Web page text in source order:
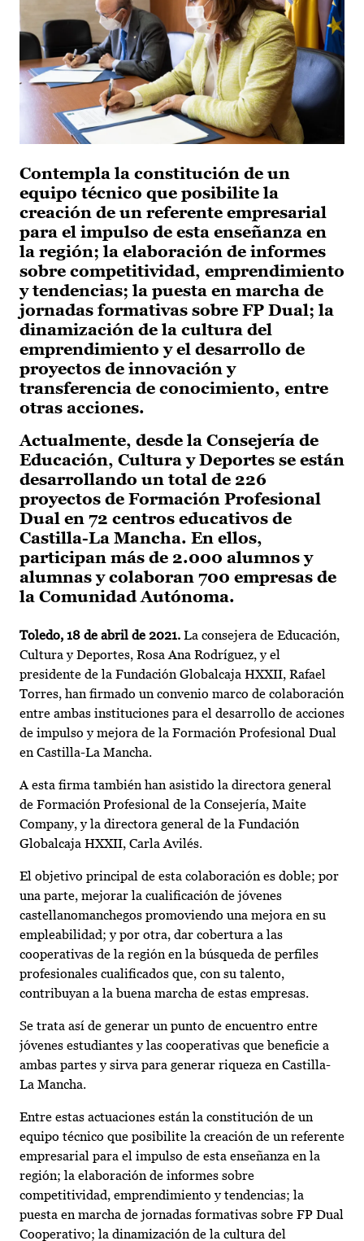
Contempla la constitución de un
equipo técnico que posibilite la
creación de un referente empresarial
para el impulso de esta enseñanza en
la región; la elaboración de informes
sobre competitividad, emprendimiento
y tendencias; la puesta en marcha de
jornadas formativas sobre FP Dual; la
dinamización de la cultura del
emprendimiento y el desarrollo de
proyectos de innovación y
transferencia de conocimiento, entre
otras acciones.
Actualmente, desde la Consejería de
Educación, Cultura y Deportes se están
desarrollando un total de 226
proyectos de Formación Profesional
Dual en 72 centros educativos de
Castilla-La Mancha. En ellos,
participan más de 2.000 alumnos y
alumnas y colaboran 700 empresas de
la Comunidad Autónoma.
Toledo, 18 de abril de 2021. La consejera de Educación,
Cultura y Deportes, Rosa Ana Rodríguez, y el
presidente de la Fundación Globalcaja HXXII, Rafael
Torres, han firmado un convenio marco de colaboración
entre ambas instituciones para el desarrollo de acciones
de impulso y mejora de la Formación Profesional Dual
en Castilla-La Mancha.
A esta firma también han asistido la directora general
de Formación Profesional de la Consejería, Maite
Company, y la directora general de la Fundación
Globalcaja HXXII, Carla Avilés.
El objetivo principal de esta colaboración es doble; por
una parte, mejorar la cualificación de jóvenes
castellanomanchegos promoviendo una mejora en su
empleabilidad; y por otra, dar cobertura a las
cooperativas de la región en la búsqueda de perfiles
profesionales cualificados que, con su talento,
contribuyan a la buena marcha de estas empresas.
Se trata así de generar un punto de encuentro entre
jóvenes estudiantes y las cooperativas que beneficie a
ambas partes y sirva para generar riqueza en Castilla-
La Mancha.
Entre estas actuaciones están la constitución de un
equipo técnico que posibilite la creación de un referente
empresarial para el impulso de esta enseñanza en la
región; la elaboración de informes sobre
competitividad, emprendimiento y tendencias; la
puesta en marcha de jornadas formativas sobre FP Dual
Cooperativo; la dinamización de la cultura del